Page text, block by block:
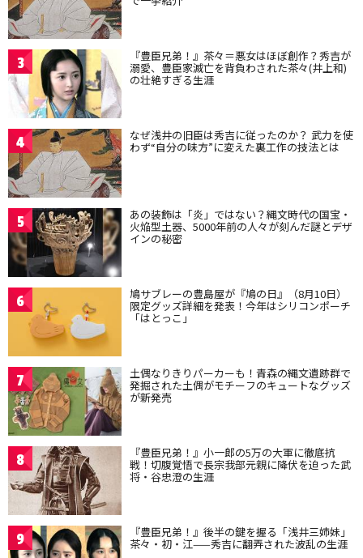
3 『豊臣兄弟！』茶々＝悪女はほぼ創作？秀吉が
溺愛、豊臣家滅亡を背負わされた茶々(井上和)
の壮絶すぎる生涯
4 なぜ浅井の旧臣は秀吉に従ったのか？ 武力を使
わず“自分の味方”に変えた裏工作の技法とは
5 あの装飾は「炎」ではない？縄文時代の国宝・
火焔型土器、5000年前の人々が刻んだ謎とデザ
インの秘密
6 鳩サブレーの豊島屋が『鳩の日』（8月10日）
限定グッズ詳細を発表！今年はシリコンポーチ
「はとっこ」
7 土偶なりきりパーカーも！青森の縄文遺跡群で
発掘された土偶がモチーフのキュートなグッズ
が新発売
8 『豊臣兄弟！』小一郎の5万の大軍に徹底抗
戦！切腹覚悟で長宗我部元親に降伏を迫った武
将・谷忠澄の生涯
9 『豊臣兄弟！』後半の鍵を握る「浅井三姉妹」
茶々・初・江——秀吉に翻弄された波乱の生涯